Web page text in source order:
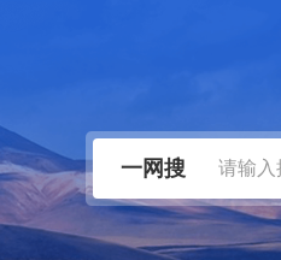
一网搜